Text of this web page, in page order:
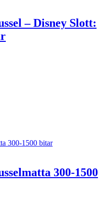
– Disney Slott:
300-1500